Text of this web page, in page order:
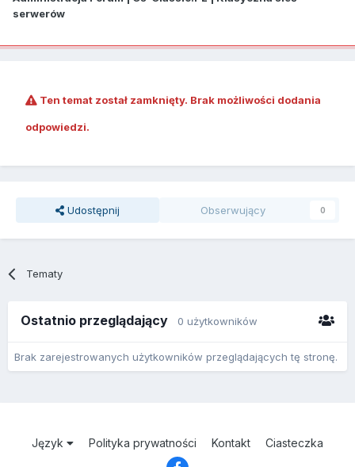
serwerów
Ten temat został zamknięty. Brak możliwości dodania
odpowiedzi.
Udostępnij Obserwujący 0
Tematy
Ostatnio przeglądający 0 użytkowników
Brak zarejestrowanych użytkowników przeglądających tę stronę.
Język Polityka prywatności Kontakt Ciasteczka